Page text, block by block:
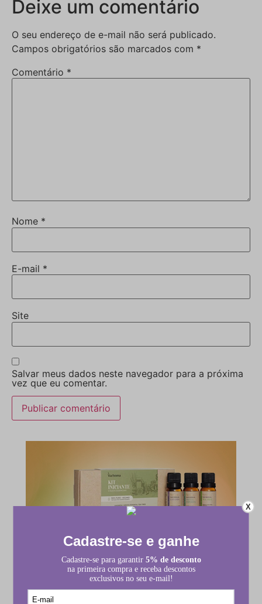
Deixe um comentário
O seu endereço de e-mail não será publicado.
Campos obrigatórios são marcados com *
Comentário *
Nome *
E-mail *
Site
Salvar meus dados neste navegador para a próxima
vez que eu comentar.
X